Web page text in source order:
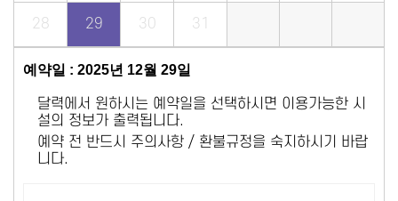
28 29 30 31
예약일 : 2025년 12월 29일
달력에서 원하시는 예약일을 선택하시면 이용가능한 시
설의 정보가 출력됩니다.
예약 전 반드시 주의사항 / 환불규정을 숙지하시기 바랍
니다.